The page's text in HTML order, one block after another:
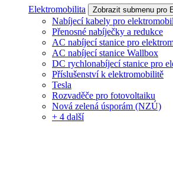
Elektromobilita Zobrazit submenu pro
Nabíjecí kabely pro
Přenosné nabíječky a redukce
AC nabíjecí stanice pro
AC nabíjecí stanice Wallbox
DC rychlonabíjecí stanice pro
Příslušenství k elektromobilitě
Tesla
Rozvaděče pro fotovoltaiku
Nová zelená úsporám (NZÚ)
+ 4 další